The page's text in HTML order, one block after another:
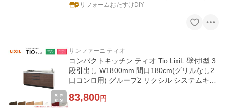
リフォームおたすけDIY
サンファーニ ティオ
コンパクトキッチン ティオ Tio LixiL 壁付I型 3
段引出し W1800mm 間口180cm(グリルなし2
口コンロ用) グループ2 リクシル システムキッ
83,800円